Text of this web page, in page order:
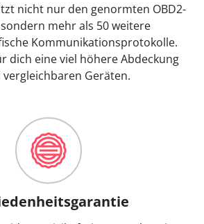
nicht nur den genormten OBD2-
mehr als 50 weitere
Kommunikationsprotokolle.
dich eine viel höhere Abdeckung
vergleichbaren Geräten.